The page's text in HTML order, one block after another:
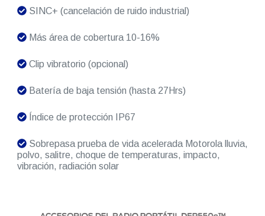
SINC+ (cancelación de ruido industrial)
Más área de cobertura 10-16%
Clip vibratorio (opcional)
Batería de baja tensión (hasta 27Hrs)
Índice de protección IP67
Sobrepasa prueba de vida acelerada Motorola lluvia,
polvo, salitre, choque de temperaturas, impacto,
vibración, radiación solar